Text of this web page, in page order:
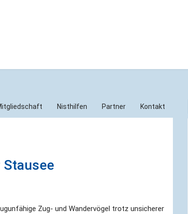
Nisthilfen Partner Kontakt
Zug- und Wandervögel trotz unsicherer